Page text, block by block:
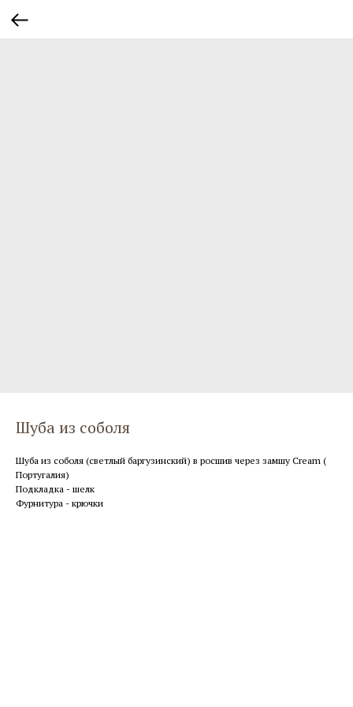
Шуба из соболя
Шуба из соболя (светлый баргузинский) в росшив через замшу Cream (
Португалия)
Подкладка - шелк
Фурнитура - крючки